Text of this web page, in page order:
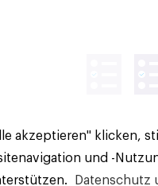
vorbehalten.
akzeptieren" klicken,
und -
Datenschutz